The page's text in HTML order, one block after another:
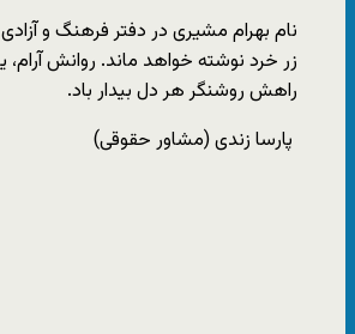
نام بهرام مشيری در دفتر فرهنگ و
زر خرد نوشته خواهد ماند. روانش آرام،
راهش روشنگر هر دل بيدار باد.
پارسا زندی (مشاور حقوقی)